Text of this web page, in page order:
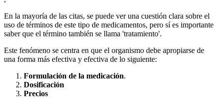
En la mayoría de las citas, se puede ver una cuestión clara sobre el
uso de términos de este tipo de medicamentos, pero sí es importante
saber que el término también se llama 'tratamiento'.
Este fenómeno se centra en que el organismo debe apropiarse de
una forma más efectiva y efectiva de lo siguiente:
Formulación de la medicación.
Dosificación
Precios